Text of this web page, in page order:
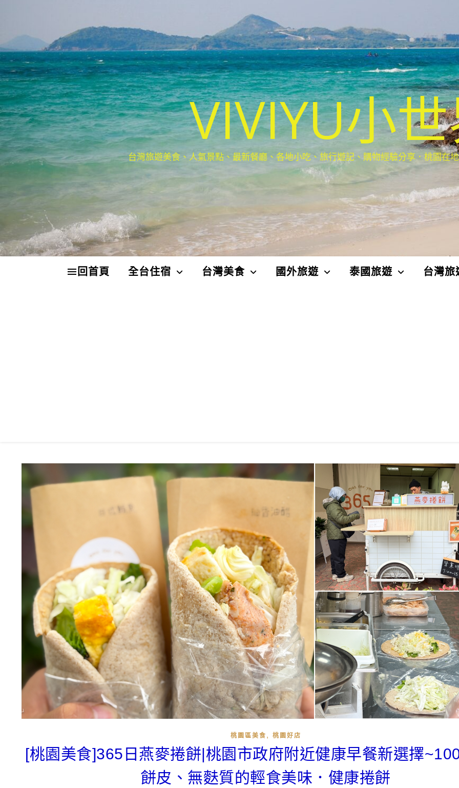
VIVIYU小
台灣旅遊美食、人氣景點、最新餐廳、各地小吃、旅行遊記、購物經驗分享．桃園在
回首頁 全台住宿 台灣美食 國外旅遊 泰國旅遊 台灣旅
桃園區美食 , 桃園好店
[桃園美食]365日燕麥捲餅|桃園市政府附近健康早餐新選擇
餅皮、無麩質的輕食美味．健康捲餅